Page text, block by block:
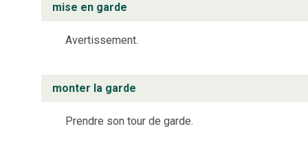
mise en garde
Avertissement.
monter la garde
Prendre son tour de garde.